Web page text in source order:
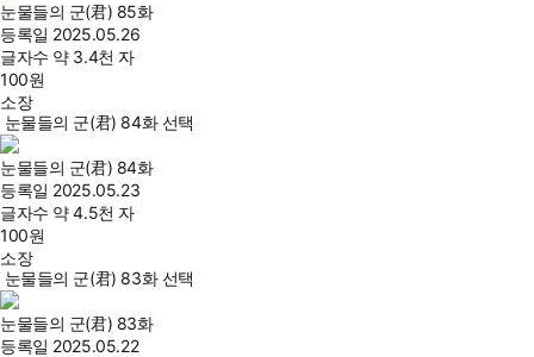
눈물들의 군(君) 85화
등록일 2025.05.26
글자수 약 3.4천 자
100원
소장
눈물들의 군(君) 84화 선택
눈물들의 군(君) 84화
등록일 2025.05.23
글자수 약 4.5천 자
100원
소장
눈물들의 군(君) 83화 선택
눈물들의 군(君) 83화
등록일 2025.05.22